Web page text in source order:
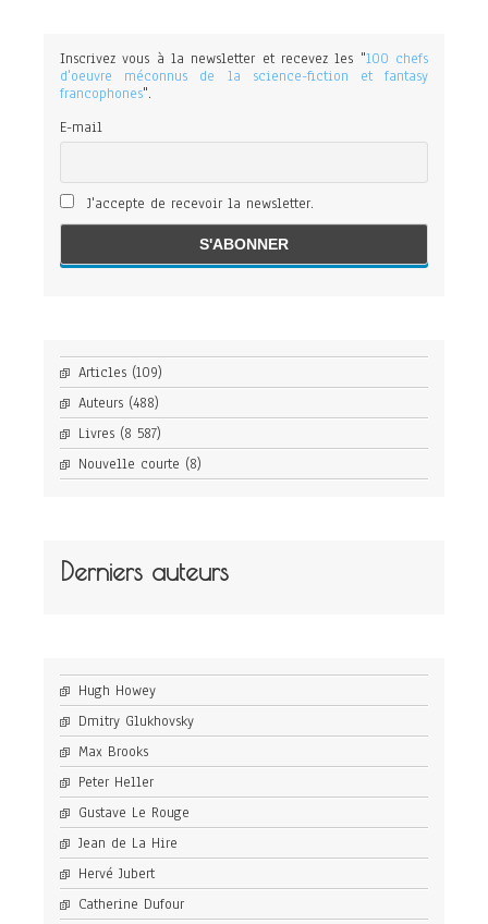
Inscrivez vous à la newsletter et recevez les "100 chefs
d'oeuvre méconnus de la science-fiction et fantasy
francophones".
E-mail
J'accepte de recevoir la newsletter.
Articles (109)
Auteurs (488)
Livres (8 587)
Nouvelle courte (8)
Derniers auteurs
Hugh Howey
Dmitry Glukhovsky
Max Brooks
Peter Heller
Gustave Le Rouge
Jean de La Hire
Hervé Jubert
Catherine Dufour